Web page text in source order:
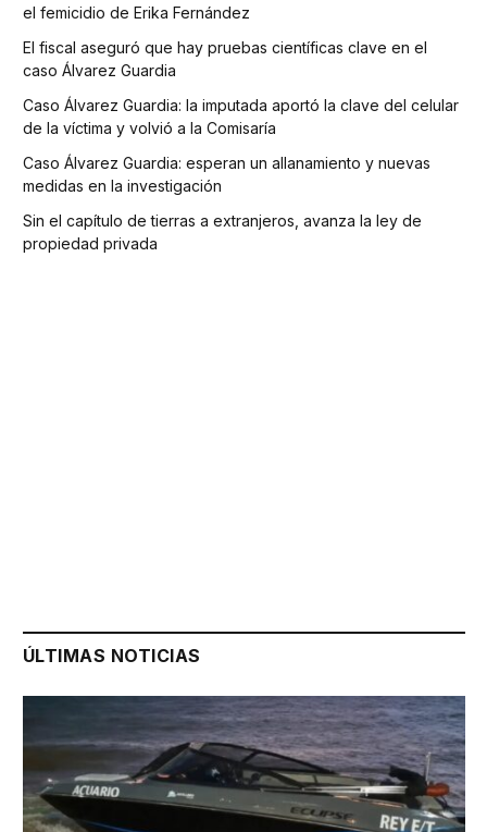
el femicidio de Erika Fernández
El fiscal aseguró que hay pruebas científicas clave en el
caso Álvarez Guardia
Caso Álvarez Guardia: la imputada aportó la clave del celular
de la víctima y volvió a la Comisaría
Caso Álvarez Guardia: esperan un allanamiento y nuevas
medidas en la investigación
Sin el capítulo de tierras a extranjeros, avanza la ley de
propiedad privada
ÚLTIMAS NOTICIAS